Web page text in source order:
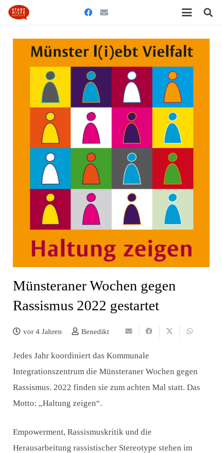
Münsteraner Wochen gegen
Rassismus 2022 gestartet
vor 4 Jahren Benedikt
Jedes Jahr koordiniert das Kommunale
Integrationszentrum die Münsteraner Wochen gegen
Rassismus. 2022 finden sie zum achten Mal statt. Das
Motto: „Haltung zeigen“.
Empowerment, Rassismuskritik und die
Herausarbeitung rassistischer Stereotype stehen im